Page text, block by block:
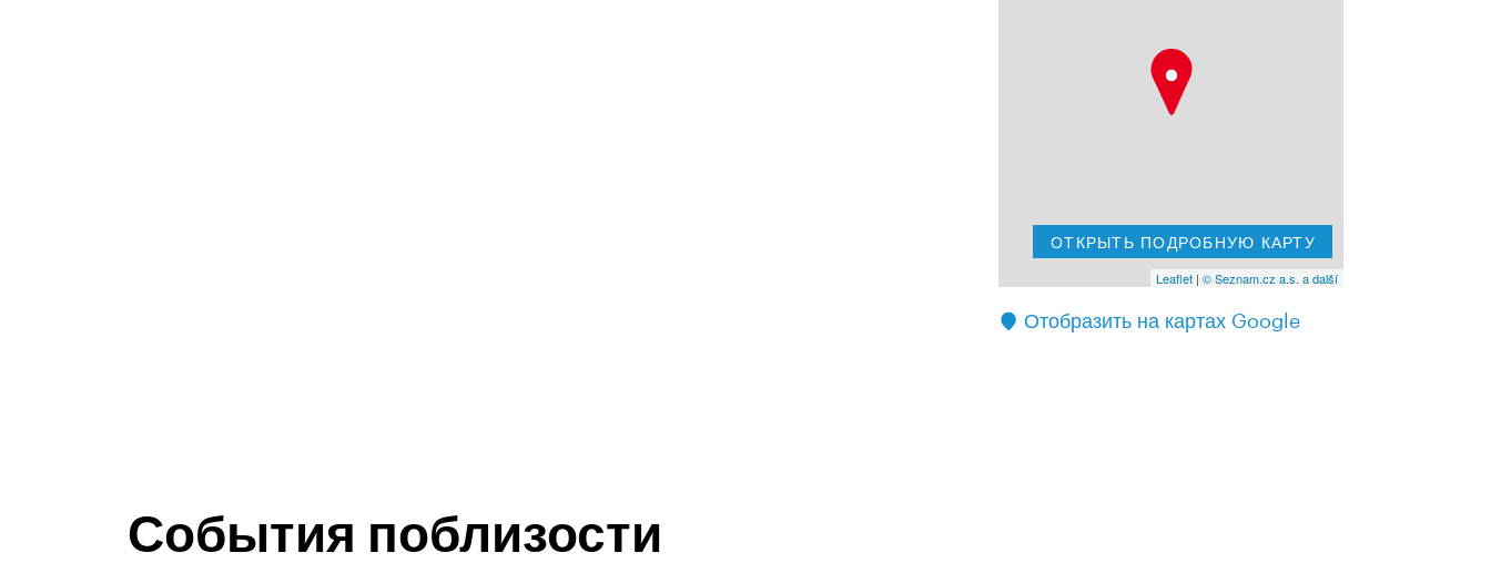
ОТКРЫТЬ ПОДРОБНУЮ КАРТУ
Leaflet| © Seznam.cz a.s. a další
Отобразить на картах Google
События поблизости